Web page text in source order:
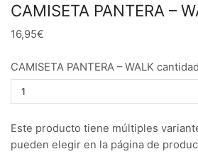
CAMISETA PANTERA –
16,95€
CAMISETA PANTERA – WALK cantidad
Este producto tiene múltiples
pueden elegir en la página de